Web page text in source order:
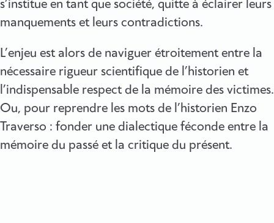
s’institue en tant que société, quitte à éclairer leurs
manquements et leurs contradictions.
L’enjeu est alors de naviguer étroitement entre la
nécessaire rigueur scientifique de l’historien et
l’indispensable respect de la mémoire des victimes.
Ou, pour reprendre les mots de l’historien Enzo
Traverso : fonder une dialectique féconde entre la
mémoire du passé et la critique du présent.